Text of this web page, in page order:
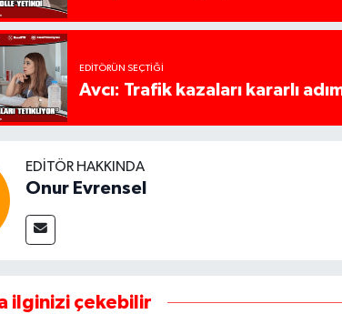
EDITÖRÜN SEÇTIĞI
Avcı: Trafik kazaları kararlı
EDITÖR HAKKINDA
Onur Evrensel
ilginizi çekebilir